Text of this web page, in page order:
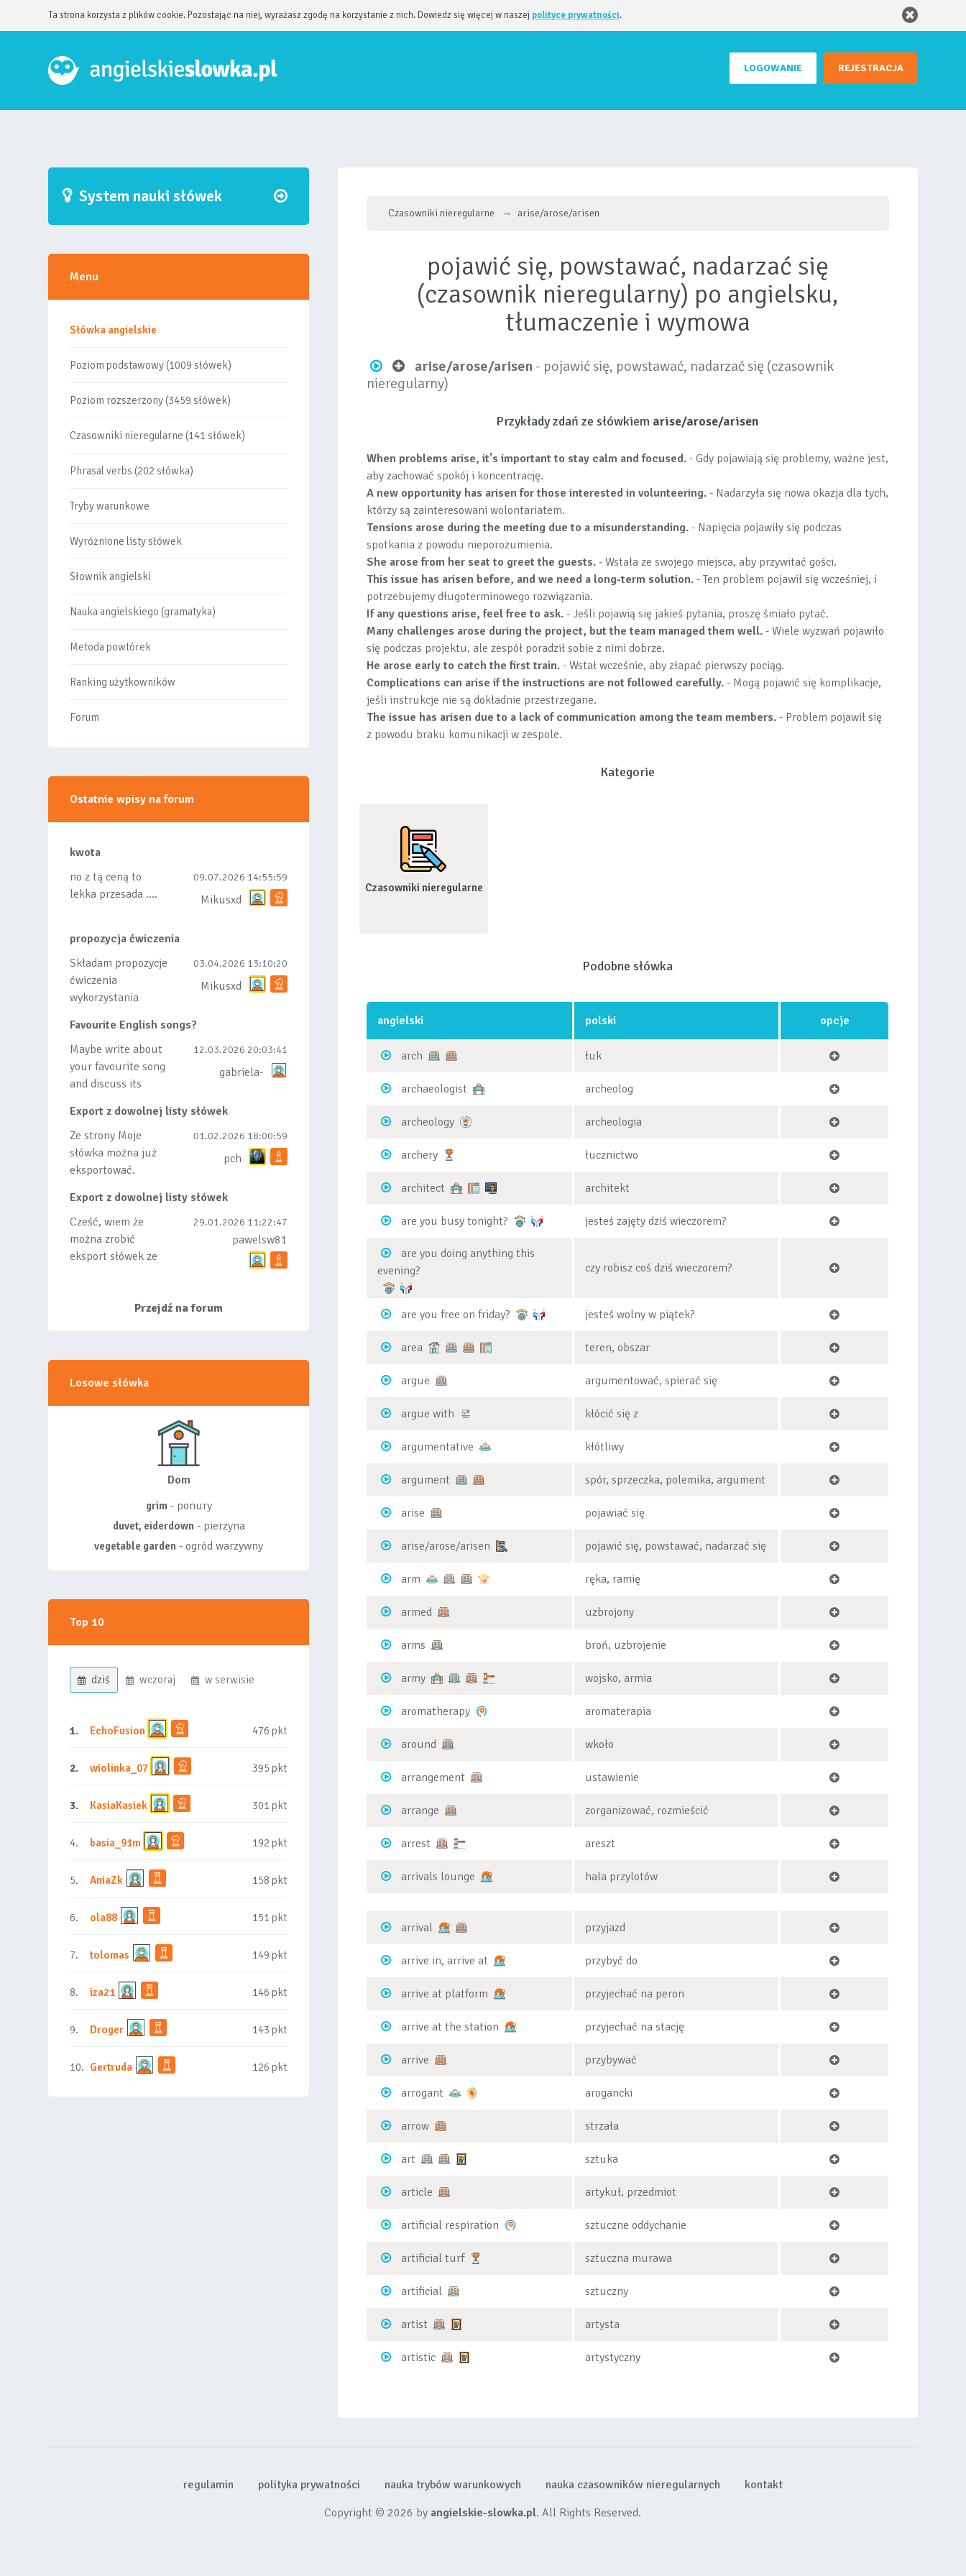
Ta strona korzysta z plików cookie. Pozostając na niej, wyrażasz zgodę na korzystanie z nich. Dowiedz się więcej w naszej polityce prywatności.
REJESTRACJA
LOGOWANIE
System nauki słówek
Menu
Słówka angielskie
Poziom podstawowy (1009 słówek)
Poziom rozszerzony (3459 słówek)
Czasowniki nieregularne (141 słówek)
Phrasal verbs (202 słówka)
Tryby warunkowe
Wyróżnione listy słówek
Słownik angielski
Nauka angielskiego (gramatyka)
Metoda powtórek
Ranking użytkowników
Forum
Ostatnie wpisy na forum
kwota
no z tą ceną to
lekka przesada ....
09.07.2026 14:55:59
Mikusxd
propozycja ćwiczenia
Składam propozycje
ćwiczenia
wykorzystania
lub dodanych do
listy, czy tez ze
wszys...
03.04.2026 13:10:20
Mikusxd
Favourite English songs?
Maybe write about
your favourite song
and discuss its
12.03.2026 20:03:41
gabriela-
Export z dowolnej listy słówek
Ze strony Moje
słówka można już
eksportować.
masowego importu
nie będę robił bo
wiąże się...
01.02.2026 18:00:59
pch
Export z dowolnej listy słówek
Cześć, wiem że
można zrobić
eksport słówek ze
wyróżnionych lis...
29.01.2026 11:22:47
pawelsw81
Przejdź na forum
Losowe słówka
Dom
grim- ponury
duvet, eiderdown- pierzyna
vegetable garden - ogród warzywny
Top 10
dziś wczoraj w serwisie
1. EchoFusion 476 pkt
2. wiolinka_07 395 pkt
3. KasiaKasiek 301 pkt
4. basia_91m 192 pkt
5. AniaZk 158 pkt
6. ola88 151 pkt
7. tolomas 149 pkt
8. iza21 146 pkt
9. Droger 143 pkt
10. Gertruda 126 pkt
Czasowniki nieregularne arise/arose/arisen
pojawić się, powstawać, nadarzać się
(czasownik nieregularny) po angielsku,
tłumaczenie i wymowa
arise/arose/arisen - pojawić się, powstawać, nadarzać się (czasownik
nieregularny)
Przykłady zdań ze słówkiem arise/arose/arisen
When problems arise, it's important to stay calm and focused. - Gdy pojawiają się problemy, ważne jest,
aby zachować spokój i koncentrację.
A new opportunity has arisen for those interested in volunteering. - Nadarzyła się nowa okazja dla tych,
którzy są zainteresowani wolontariatem.
Tensions arose during the meeting due to a misunderstanding. - Napięcia pojawiły się podczas
spotkania z powodu nieporozumienia.
She arose from her seat to greet the guests. - Wstała ze swojego miejsca, aby przywitać gości.
This issue has arisen before, and we need a long-term solution. - Ten problem pojawił się wcześniej, i
potrzebujemy długoterminowego rozwiązania.
If any questions arise, feel free to ask. - Jeśli pojawią się jakieś pytania, proszę śmiało pytać.
Many challenges arose during the project, but the team managed them well. - Wiele wyzwań pojawiło
się podczas projektu, ale zespół poradził sobie z nimi dobrze.
He arose early to catch the first train. - Wstał wcześnie, aby złapać pierwszy pociąg.
Complications can arise if the instructions are not followed carefully. - Mogą pojawić się komplikacje,
jeśli instrukcje nie są dokładnie przestrzegane.
The issue has arisen due to a lack of communication among the team members. - Problem pojawił się
z powodu braku komunikacji w zespole.
Kategorie
Czasowniki nieregularne
Podobne słówka
angielski polski opcje
arch łuk
archaeologist archeolog
archeology archeologia
archery łucznictwo
architect architekt
are you busy tonight? jesteś zajęty dziś wieczorem?
are you doing anything this
evening?
czy robisz coś dziś wieczorem?
are you free on friday? jesteś wolny w piątek?
area teren, obszar
argue argumentować, spierać się
argue with kłócić się z
argumentative kłótliwy
argument spór, sprzeczka, polemika, argument
arise pojawiać się
arise/arose/arisen pojawić się, powstawać, nadarzać się
arm ręka, ramię
armed uzbrojony
arms broń, uzbrojenie
army wojsko, armia
aromatherapy aromaterapia
around wkoło
arrangement ustawienie
arrange zorganizować, rozmieścić
arrest areszt
arrivals lounge hala przylotów
arrival przyjazd
arrive in, arrive at przybyć do
arrive at platform przyjechać na peron
arrive at the station przyjechać na stację
arrive przybywać
arrogant arogancki
arrow strzała
art sztuka
article artykuł, przedmiot
artificial respiration sztuczne oddychanie
artificial turf sztuczna murawa
artificial sztuczny
artist artysta
artistic artystyczny
regulamin polityka prywatności nauka trybów warunkowych nauka czasowników nieregularnych
kontakt
Copyright © 2026 by angielskie-slowka.pl. All Rights Reserved.